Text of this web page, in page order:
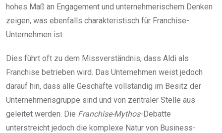
hohes Maß an Engagement und unternehmerischem Denken
zeigen, was ebenfalls charakteristisch für Franchise-
Unternehmen ist.
Dies führt oft zu dem Missverständnis, dass Aldi als
Franchise betrieben wird. Das Unternehmen weist jedoch
darauf hin, dass alle Geschäfte vollständig im Besitz der
Unternehmensgruppe sind und von zentraler Stelle aus
geleitet werden. Die Franchise-Mythos-Debatte
unterstreicht jedoch die komplexe Natur von Business-